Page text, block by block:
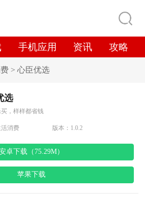
手机应用 资讯 攻略
> 心臣优选
选
，样样都省钱
消费 版本：1.0.2
卓下载（75.29M）
苹果下载